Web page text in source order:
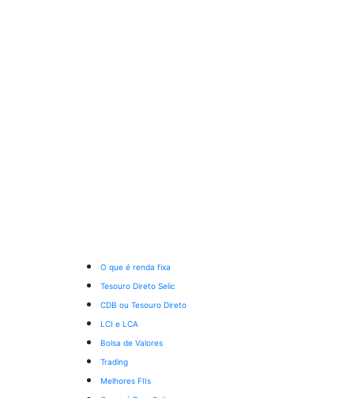
O que é renda fixa
Tesouro Direto Selic
CDB ou Tesouro Direto
LCI e LCA
Bolsa de Valores
Trading
Melhores FIIs